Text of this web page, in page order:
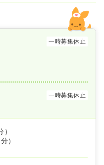
一時募集休止
一時募集休止
）